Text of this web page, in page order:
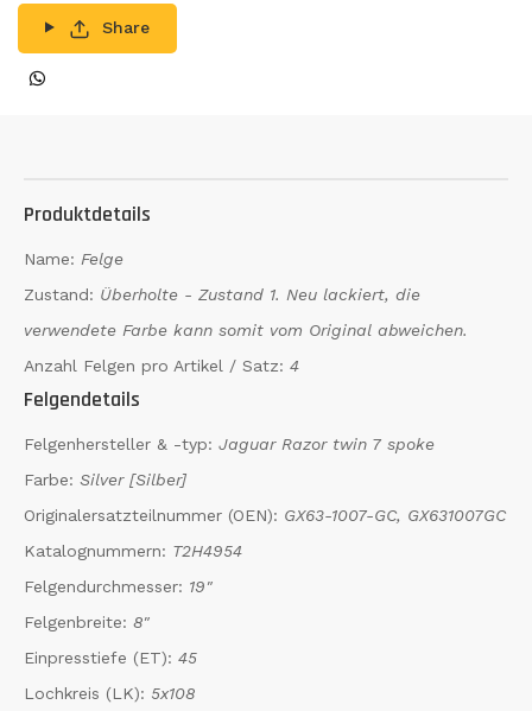
Share
Produktdetails
Name: Felge
Zustand: Überholte - Zustand 1. Neu lackiert, die
verwendete Farbe kann somit vom Original abweichen.
Anzahl Felgen pro Artikel / Satz: 4
Felgendetails
Felgenhersteller & -typ: Jaguar Razor twin 7 spoke
Farbe: Silver [Silber]
Originalersatzteilnummer (OEN): GX63-1007-GC, GX631007GC
Katalognummern: T2H4954
Felgendurchmesser: 19"
Felgenbreite: 8"
Einpresstiefe (ET): 45
Lochkreis (LK): 5x108